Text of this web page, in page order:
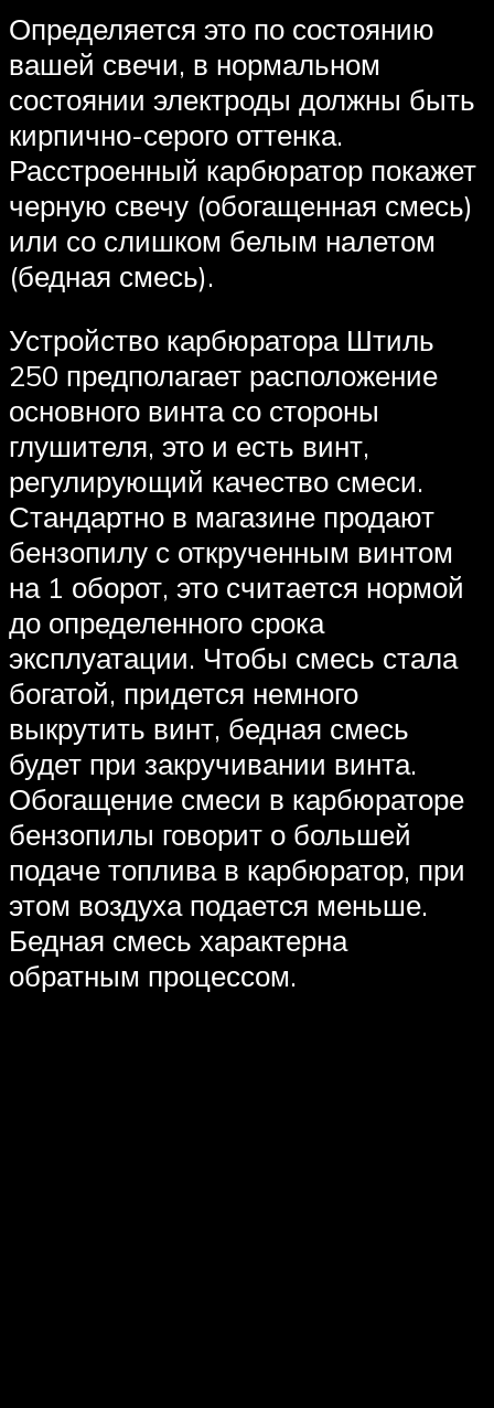
Определяется это по состоянию
вашей свечи, в нормальном
состоянии электроды должны быть
кирпично-серого оттенка.
Расстроенный карбюратор покажет
черную свечу (обогащенная смесь)
или со слишком белым налетом
(бедная смесь).
Устройство карбюратора Штиль
250 предполагает расположение
основного винта со стороны
глушителя, это и есть винт,
регулирующий качество смеси.
Стандартно в магазине продают
бензопилу с открученным винтом
на 1 оборот, это считается нормой
до определенного срока
эксплуатации. Чтобы смесь стала
богатой, придется немного
выкрутить винт, бедная смесь
будет при закручивании винта.
Обогащение смеси в карбюраторе
бензопилы говорит о большей
подаче топлива в карбюратор, при
этом воздуха подается меньше.
Бедная смесь характерна
обратным процессом.